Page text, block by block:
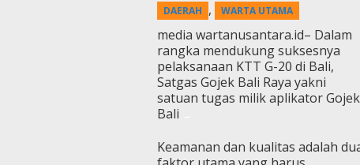
DAERAH , WARTA UTAMA
media wartanusantara.id– Dalam
rangka mendukung suksesnya
pelaksanaan KTT G-20 di Bali,
Satgas Gojek Bali Raya yakni
satuan tugas milik aplikator Gojek
Bali
Keamanan dan kualitas adalah